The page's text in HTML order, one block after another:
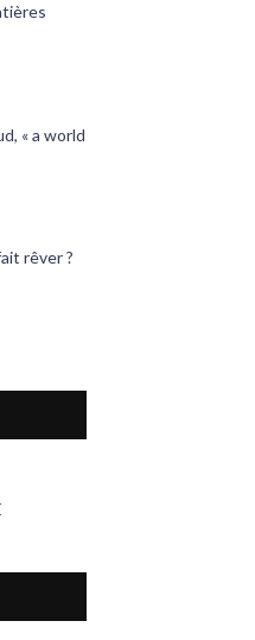
« a world
rêver ?